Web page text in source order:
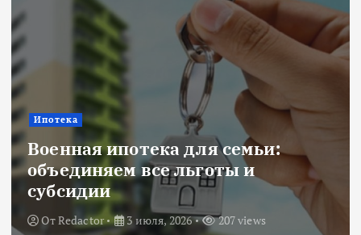
Ипотека
Военная ипотека для семьи:
объединяем все льготы и
субсидии
ОтRedactor 3 июля, 2026 207 views